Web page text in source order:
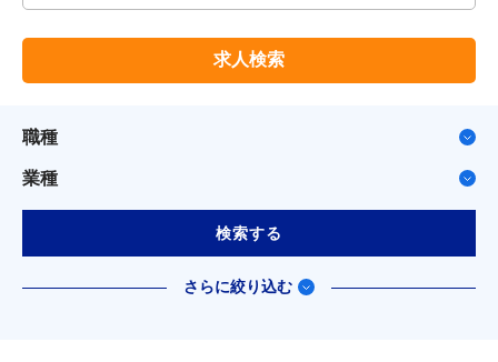
求人検索
職種
業種
検索する
さらに絞り込む